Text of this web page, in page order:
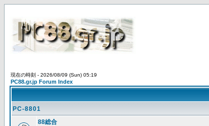
現在の時刻 - 2026/08/09 (Sun) 05:19
PC88.gr.jp Forum Index
PC-8801
88総合